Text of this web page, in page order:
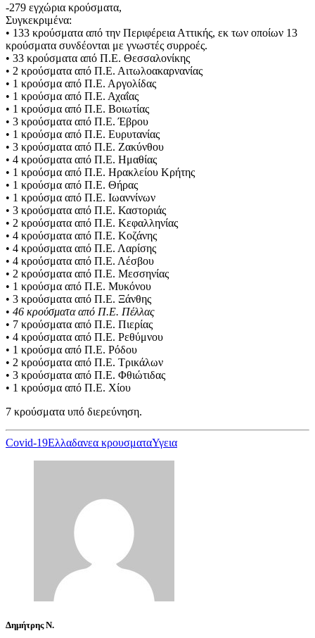
-279 εγχώρια κρούσματα,
Συγκεκριμένα:
• 133 κρούσματα από την Περιφέρεια Αττικής, εκ των οποίων 13
κρούσματα συνδέονται με γνωστές συρροές.
• 33 κρούσματα από Π.Ε. Θεσσαλονίκης
• 2 κρούσματα από Π.Ε. Αιτωλοακαρνανίας
• 1 κρούσμα από Π.Ε. Αργολίδας
• 1 κρούσμα από Π.Ε. Αχαΐας
• 1 κρούσμα από Π.Ε. Βοιωτίας
• 3 κρούσματα από Π.Ε. Έβρου
• 1 κρούσμα από Π.Ε. Ευρυτανίας
• 3 κρούσματα από Π.Ε. Ζακύνθου
• 4 κρούσματα από Π.Ε. Ημαθίας
• 1 κρούσμα από Π.Ε. Ηρακλείου Κρήτης
• 1 κρούσμα από Π.Ε. Θήρας
• 1 κρούσμα από Π.Ε. Ιωαννίνων
• 3 κρούσματα από Π.Ε. Καστοριάς
• 2 κρούσματα από Π.Ε. Κεφαλληνίας
• 4 κρούσματα από Π.Ε. Κοζάνης
• 4 κρούσματα από Π.Ε. Λαρίσης
• 4 κρούσματα από Π.Ε. Λέσβου
• 2 κρούσματα από Π.Ε. Μεσσηνίας
• 1 κρούσμα από Π.Ε. Μυκόνου
• 3 κρούσματα από Π.Ε. Ξάνθης
• 46 κρούσματα από Π.Ε. Πέλλας
• 7 κρούσματα από Π.Ε. Πιερίας
• 4 κρούσματα από Π.Ε. Ρεθύμνου
• 1 κρούσμα από Π.Ε. Ρόδου
• 2 κρούσματα από Π.Ε. Τρικάλων
• 3 κρούσματα από Π.Ε. Φθιώτιδας
• 1 κρούσμα από Π.Ε. Χίου
7 κρούσματα υπό διερεύνηση.
Covid-19Ελλαδανεα κρουσματαΥγεια
Δημήτρης Ν.